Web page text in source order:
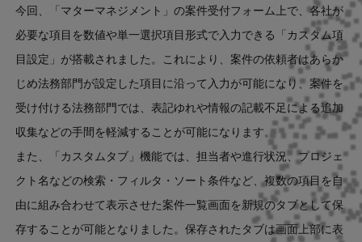
今回、「マターマネジメント」の案件受付フォーム上で、各社が
必要な項目を数値や単一選択項目形式で入力できる「カスタム項
目設定」が搭載されました。これにより、案件の依頼者はあらか
じめ法務部門が設定した項目に沿って入力が可能になり、案件を
受け付ける法務部門では、表記ゆれや情報の記載不足による追加
収集などの手間を軽減することが可能になります。
また、
「カスタムタブ」機能では、担当者や進行状況、プロジェ
クト名などの検索・フィルタ・ソート条件など、複数の項目を自
由に組み合わせて表示させた案件一覧画面を新規のタブとして保
存することが可能となりました。保存されたタブは画面上部に表